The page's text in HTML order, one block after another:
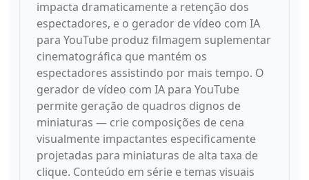
impacta dramaticamente a retenção dos
espectadores, e o gerador de vídeo com IA
para YouTube produz filmagem suplementar
cinematográfica que mantém os
espectadores assistindo por mais tempo. O
gerador de vídeo com IA para YouTube
permite geração de quadros dignos de
miniaturas — crie composições de cena
visualmente impactantes especificamente
projetadas para miniaturas de alta taxa de
clique. Conteúdo em série e temas visuais